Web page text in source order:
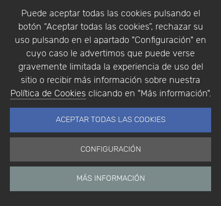
Puede aceptar todas las cookies pulsando el
botón “Aceptar todas las cookies”, rechazar su
uso pulsando en el apartado "Configuración" en
cuyo caso le advertimos que puede verse
gravemente limitada la experiencia de uso del
sitio o recibir más información sobre nuestra
Política de Cookies clicando en "Más información".
ACEPTAR TODAS LAS COOKIES
CONFIGURACIÓN
MÁS INFORMACIÓN
tabla de materiales están disponibles para copiar
en el material secundario.
Una vez creado, el usuario puede agregar datos
adicionales y registrar el nuevo material
secundario.